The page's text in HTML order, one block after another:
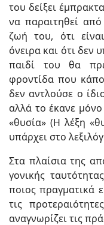
του δείξει
να παραιτηθεί από
ζωή του, ότι
όνειρα και ότι δεν
παιδί του θα
φροντίδα που
δεν αντλούσε ο
αλλά το έκανε
«θυσία» (Η λέξη
υπάρχει στο
Στα πλαίσια της
γονικής
ποιος πραγματικά
τις
αναγνωρίζει τις